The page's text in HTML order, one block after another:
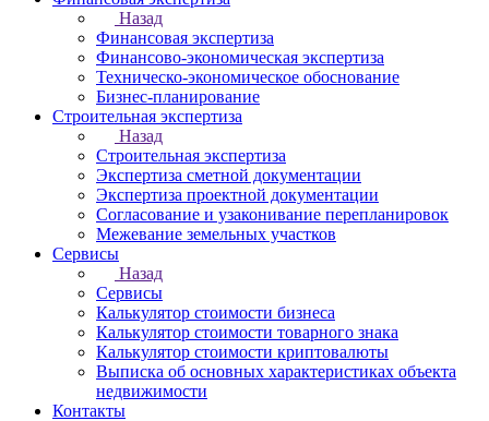
Назад
Финансовая экспертиза
Финансово-экономическая экспертиза
Техническо-экономическое обоснование
Бизнес-планирование
Строительная экспертиза
Назад
Строительная экспертиза
Экспертиза сметной документации
Экспертиза проектной документации
Согласование и узаконивание перепланировок
Межевание земельных участков
Сервисы
Назад
Сервисы
Калькулятор стоимости бизнеса
Калькулятор стоимости товарного знака
Калькулятор стоимости криптовалюты
Выписка об основных характеристиках объекта
недвижимости
Контакты